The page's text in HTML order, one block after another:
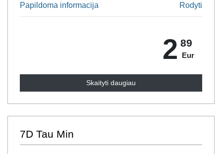
Papildoma informacija Rodyti
2 89
Eur
Skaityti daugiau
7D Tau Min